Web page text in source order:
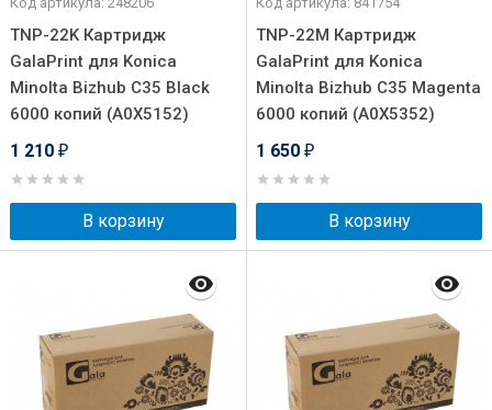
TNP-22K Картридж
GalaPrint для Konica
Minolta Bizhub C35 Black
6000 копий (A0X5152)
1 210 ₽
В корзину
TNP-22M Картридж
GalaPrint для Konica
Minolta Bizhub C35 Magenta
6000 копий (A0X5352)
1 650 ₽
В корзину